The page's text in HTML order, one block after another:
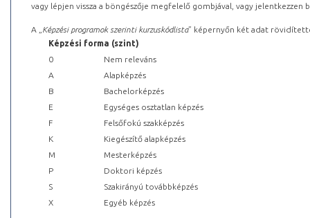
vagy lépjen vissza a böngészője megfelelő gombjával, vagy
A „ Képzési programok szerinti kurzuskódlista” képernyőn két adat
Képzési forma (szint)
0
Nem releváns
A
Alapképzés
B
Bachelorképzés
E
Egységes osztatlan képzés
F
Felsőfokú szakképzés
K
Kiegészítő alapképzés
M
Mesterképzés
P
Doktori képzés
S
Szakirányú továbbképzés
X
Egyéb képzés